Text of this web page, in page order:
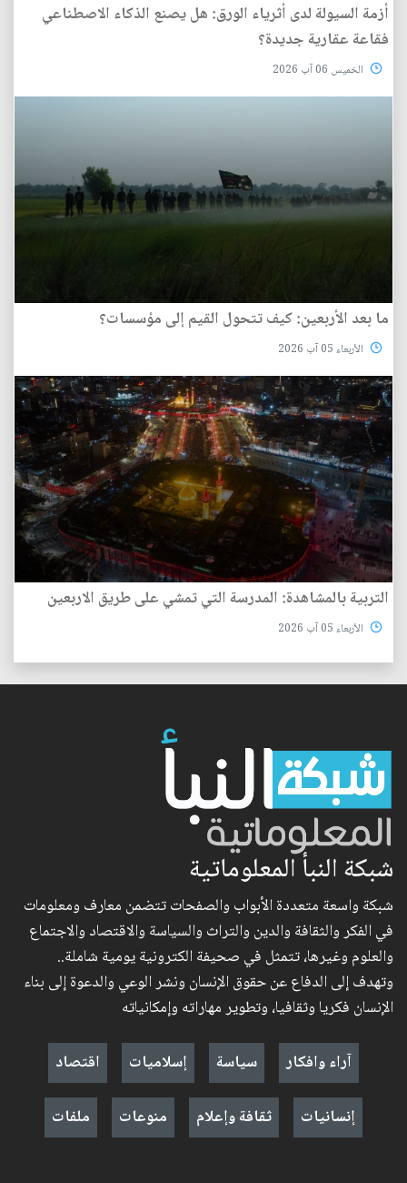
أزمة السيولة لدى أثرياء الورق: هل يصنع الذكاء الاصطناعي
فقاعة عقارية جديدة؟
الخميس 06 آب 2026
ما بعد الأربعين: كيف تتحول القيم إلى مؤسسات؟
الأربعاء 05 آب 2026
التربية بالمشاهدة: المدرسة التي تمشي على طريق الاربعين
الأربعاء 05 آب 2026
شبكة النبأ المعلوماتية
شبكة واسعة متعددة الأبواب والصفحات تتضمن معارف ومعلومات
في الفكر والثقافة والدين والتراث والسياسة والاقتصاد والاجتماع
والعلوم وغيرها، تتمثل في صحيفة الكترونية يومية شاملة..
وتهدف إلى الدفاع عن حقوق الإنسان ونشر الوعي والدعوة إلى بناء
الإنسان فكريا وثقافيا، وتطوير مهاراته وإمكانياته
آراء وافكار
سياسة إسلاميات
اقتصاد
إنسانيات
ثقافة وإعلام منوعات ملفات